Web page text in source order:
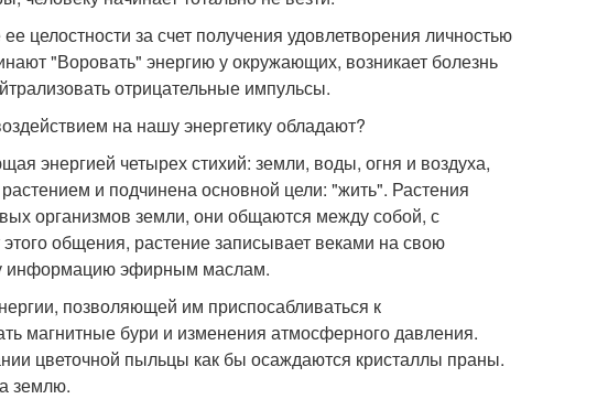
целостности за счет получения удовлетворения личностью
"Воровать" энергию у окружающих, возникает болезнь
отрицательные импульсы.
на нашу энергетику обладают?
энергией четырех стихий: земли, воды, огня и воздуха,
и подчинена основной цели: "жить". Растения
организмов земли, они общаются между собой, с
общения, растение записывает веками на свою
информацию эфирным маслам.
позволяющей им приспосабливаться к
магнитные бури и изменения атмосферного давления.
цветочной пыльцы как бы осаждаются кристаллы праны.
землю.